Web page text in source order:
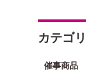
カテゴ
催事商品